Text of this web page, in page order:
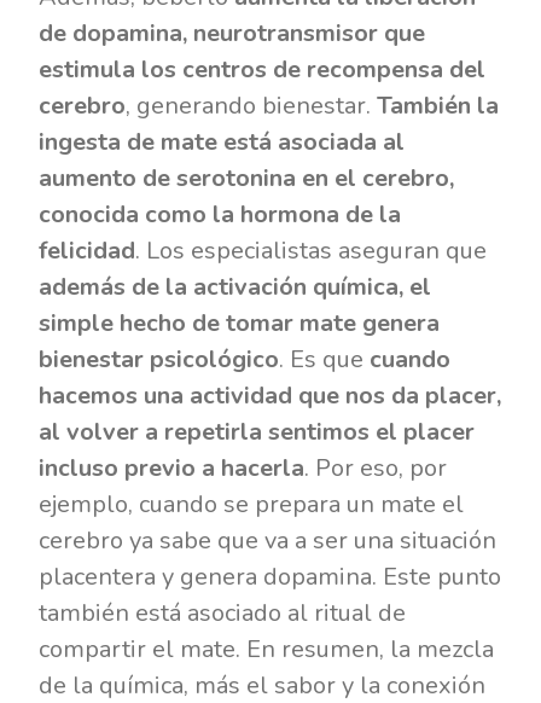
de dopamina, neurotransmisor que
estimula los centros de recompensa del
cerebro, generando bienestar.También la
ingesta de mate está asociada al
aumento de serotonina en el cerebro,
conocida como la hormona de la
felicidad. Los especialistas aseguran que
además de la activación química, el
simple hecho de tomar mate genera
bienestar psicológico. Es que cuando
hacemos una actividad que nos da placer,
al volver a repetirla sentimos el placer
incluso previo a hacerla. Por eso, por
ejemplo, cuando se prepara un mate el
cerebro ya sabe que va a ser una situación
placentera y genera dopamina. Este punto
también está asociado al ritual de
compartir el mate. En resumen, la mezcla
de la química, más el sabor y la conexión